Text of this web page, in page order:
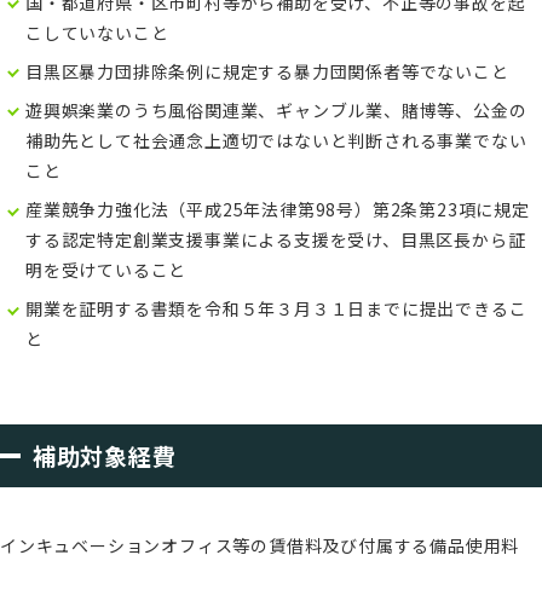
こしていないこと
目黒区暴力団排除条例に規定する暴力団関係者等でないこと
遊興娯楽業のうち風俗関連業、ギャンブル業、賭博等、公金の
補助先として社会通念上適切ではないと判断される事業でない
こと
産業競争力強化法（平成25年法律第98号）第2条第23項に規定
する認定特定創業支援事業による支援を受け、目黒区長から証
明を受けていること
開業を証明する書類を令和５年３月３１日までに提出できるこ
と
補助対象経費
インキュベーションオフィス等の賃借料及び付属する備品使用料